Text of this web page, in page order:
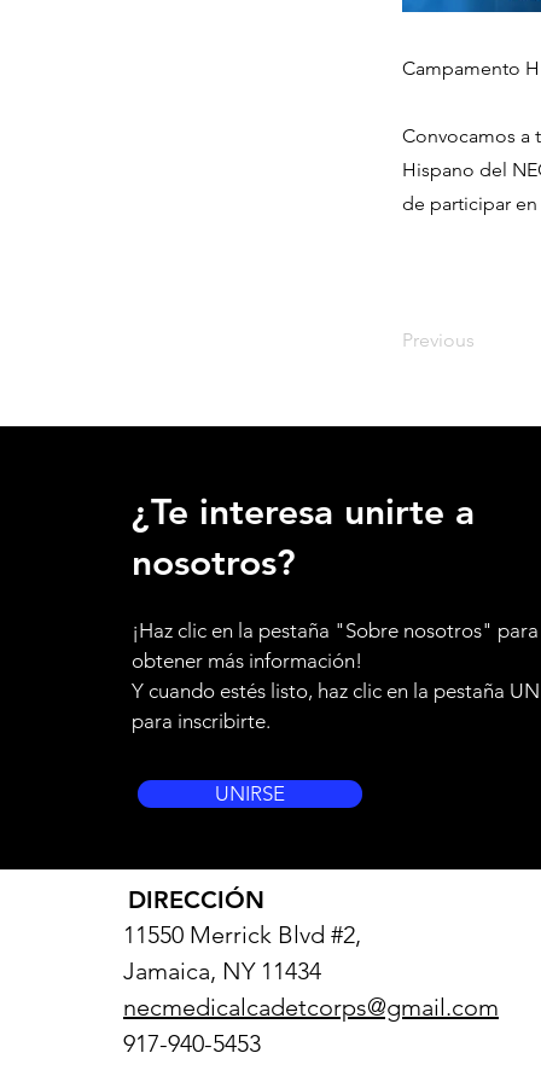
Campamento
Convocamos a
Hispano del
de participar
Previous
¿Te interesa unirte a
nosotros?
¡Haz clic en la pestaña "Sobre nosotros" para
obtener más información!
Y cuando estés listo, haz clic en la pestaña
para inscribirte.
UNIRSE
DIRECCIÓN
11550 Merrick Blvd #2,
Jamaica, NY 11434
necmedicalcadetcorps@gmail.com
917-940-5453